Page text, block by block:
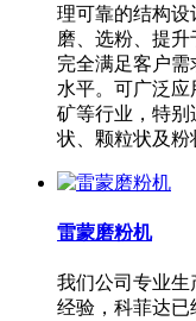
理可靠的结构
磨、选粉、提
完全满足客户
水平。可广泛
矿等行业，特
状、颗粒状及粉
雷蒙磨粉机
我们公司专业生
经验，科菲达已